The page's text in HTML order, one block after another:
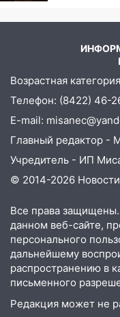
Возрастная
Телефон: (8422) 46-
E-mail:
Главный редактор -
Учредитель - ИП
© 2014-2026
Все права
данном веб-сайте,
персонального
дальнейшему
распространению в
письменного
Редакция может не